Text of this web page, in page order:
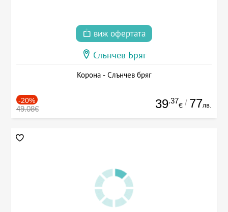
виж офертата
Слънчев Бряг
Корона - Слънчев бряг
-20%
49.08€ 39.37
€ / 77лв.